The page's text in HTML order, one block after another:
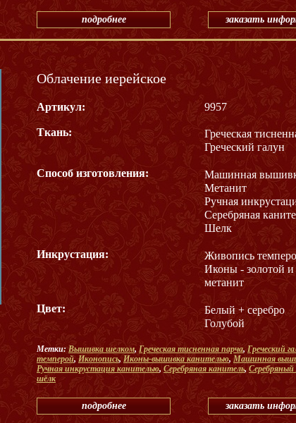
подробнее заказать
Облачение иерейское
Артикул: 9957
Ткань:
Греческая
Греческий галун
Способ изготовления:
Машинная
Метанит
Ручная
Серебряная
Шелк
Инкрустация:
Живопись
Иконы - золотой и
метанит
Цвет:
Белый + серебро
Голубой
Метки: Вышивка шелком, Греческая тисненная парча, Греческий
темперой, Иконопись, Иконы-вышивка канителью, Машинная
Ручная инкрустация канителью, Серебряная канитель,
шёлк
подробнее заказать